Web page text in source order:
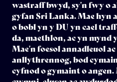
wastraff bwyd, sy'n fwy o
gyfan Sri Lanka. Mae hyn
o bobl yn y DU yn cael
da, maethlon, ac yn mynd
Mae'n foesol annadleuol
anllythrennog, bod
cyfnod o gymaint o